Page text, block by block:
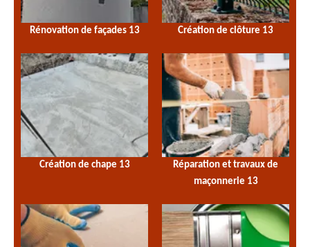
Rénovation de façades 13 Création de clôture 13
Création de chape 13
Réparation et travaux de
maçonnerie 13